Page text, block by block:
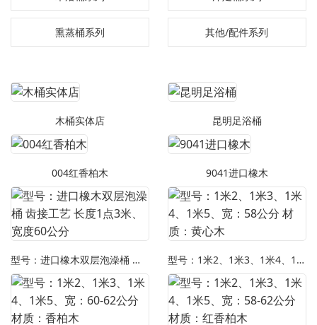
熏蒸桶系列 其他/配件系列
木桶实体店 昆明足浴桶
004红香柏木 9041进口橡木
型号：进口橡木双层泡澡桶 齿接工艺 长度1点3米、宽度60公分 型号：1米2、1米3、1米4、1米5、宽：58公分 材质：黄心木